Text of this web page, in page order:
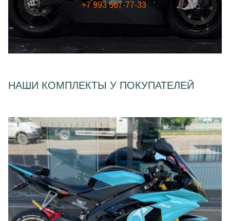
+7 993 567-77-33
НАШИ КОМПЛЕКТЫ У ПОКУПАТЕЛЕЙ